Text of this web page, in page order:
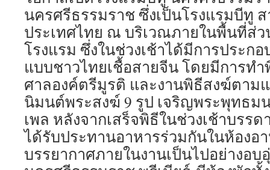
นครศรีธรรมราช ซึ่งเป็นโรงแรมบีทู
ประเทศไทย ณ บริเวณภายในพื้นที่ส่ว
โรงแรม ซึ่งในช่วงเช้าได้มีการประก
แบบชาวไทยเชื้อสายจีน โดยมีการทำ
ศาลองค์ตรีมูรติ และงานพิธีสงฆ์ตาม
นิมนต์พระสงฆ์ 9 รูป เจริญพระพุทธ
เพล หลังจากเสร็จพิธีในช่วงเช้าบรร
ได้รับประทานอาหารร่วมกันในห้องอ
บรรยากาศภายในงานเป็นไปอย่างอบ